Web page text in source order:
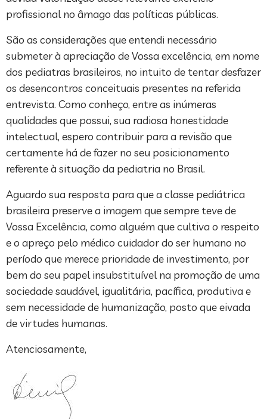
profissional no âmago das políticas públicas.
São as considerações que entendi necessário
submeter à apreciação de Vossa excelência, em nome
dos pediatras brasileiros, no intuito de tentar desfazer
os desencontros conceituais presentes na referida
entrevista. Como conheço, entre as inúmeras
qualidades que possui, sua radiosa honestidade
intelectual, espero contribuir para a revisão que
certamente há de fazer no seu posicionamento
referente à situação da pediatria no Brasil.
Aguardo sua resposta para que a classe pediátrica
brasileira preserve a imagem que sempre teve de
Vossa Excelência, como alguém que cultiva o respeito
e o apreço pelo médico cuidador do ser humano no
período que merece prioridade de investimento, por
bem do seu papel insubstituível na promoção de uma
sociedade saudável, igualitária, pacífica, produtiva e
sem necessidade de humanização, posto que eivada
de virtudes humanas.
Atenciosamente,